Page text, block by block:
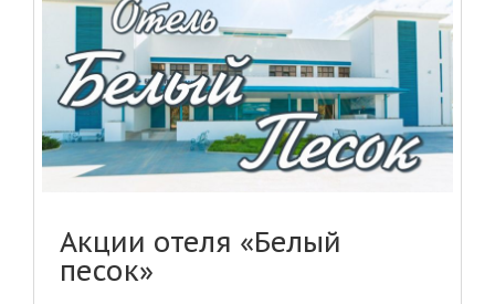
Акции отеля «Белый
песок»